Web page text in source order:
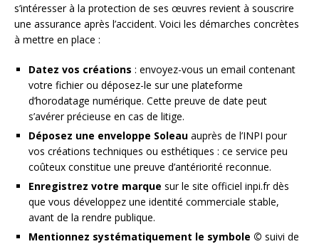
s’intéresser à la protection de ses œuvres revient à souscrire
une assurance après l’accident. Voici les démarches concrètes
à mettre en place :
Datez vos créations : envoyez-vous un email contenant
votre fichier ou déposez-le sur une plateforme
d’horodatage numérique. Cette preuve de date peut
s’avérer précieuse en cas de litige.
Déposez une enveloppe Soleau auprès de l’INPI pour
vos créations techniques ou esthétiques : ce service peu
coûteux constitue une preuve d’antériorité reconnue.
Enregistrez votre marque sur le site officiel inpi.fr dès
que vous développez une identité commerciale stable,
avant de la rendre publique.
Mentionnez systématiquement le symbole © suivi de